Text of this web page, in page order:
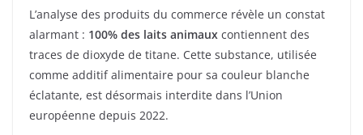
L’analyse des produits du commerce révèle un constat
alarmant : 100% des laits animaux contiennent des
traces de dioxyde de titane. Cette substance, utilisée
comme additif alimentaire pour sa couleur blanche
éclatante, est désormais interdite dans l’Union
européenne depuis 2022.